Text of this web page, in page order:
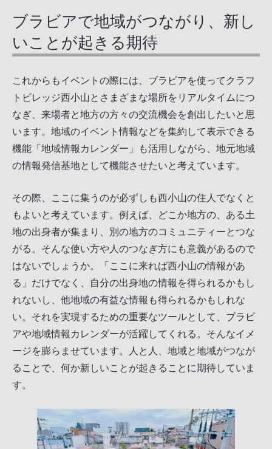
ブラビアで地域がつながり、新し
いことが起きる期待
これからもイベントの際には、ブラビアを使ってクラフ
トビレッジ西小山とさまざまな場所をリアルタイムにつ
なぎ、来場者と地方の方々の交流機会を創出したいと思
います。地域のイベント情報などを集約して表示できる
機能「地域情報カレンダー」も活用しながら、地元地域
の情報発信基地として機能させたいと考えています。
その際、ここに集うのが必ずしも西小山の住人でなくと
もよいと考えています。例えば、どこか地方の、ある土
地の出身者が集まり、別の地方のコミュニティーとつな
がる。そんな使い方や人のつなぎ方にも意義があるので
はないでしょうか。「ここに来れば西小山の情報があ
る」だけでなく、自分の出身地の情報を得られるかもし
れないし、他地域の有益な情報も得られるかもしれな
い。それを実現するための重要なツールとして、ブラビ
アや地域情報カレンダーが活躍してくれる。そんなイメ
ージを膨らませています。人と人、地域と地域がつなが
ることで、何か新しいことが起きることに期待していま
す。